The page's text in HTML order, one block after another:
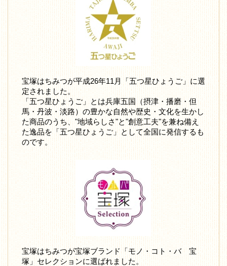
宝塚はちみつが平成26年11月「五つ星ひょうご」に選
定されました。
「五つ星ひょうご」とは兵庫五国（摂津・播磨・但
馬・丹波・淡路）の豊かな自然や歴史・文化を生かし
た商品のうち、"地域らしさ"と"創意工夫"を兼ね備え
た逸品を「五つ星ひょうご」として全国に発信するも
のです。
宝塚はちみつが宝塚ブランド「モノ・コト・バ 宝
塚」セレクションに選ばれました。